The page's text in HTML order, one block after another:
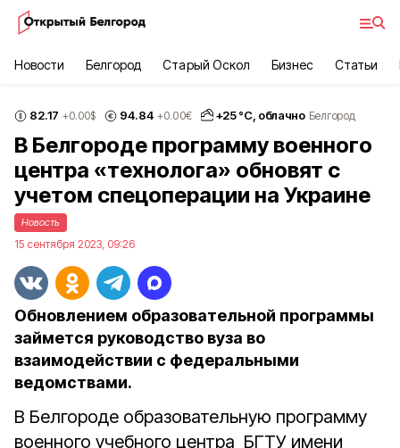
Новости Белгород Старый Оскол Бизнес Статьи
82.17 +0.00$ 94.84 +0.00€ +25°С, облачно Белгород
В Белгороде программу военного
центра «технолога» обновят с
учетом спецоперации на Украине
Новость
15 сентября 2023, 09:26
Обновлением образовательной программы
займется руководство вуза во
взаимодействии с федеральными
ведомствами.
В Белгороде образовательную программу
военного учебного центра БГТУ имени